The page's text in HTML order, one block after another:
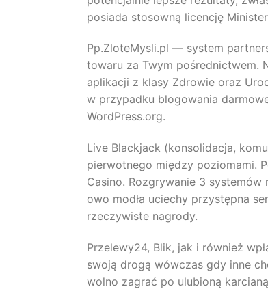
posiada stosowną licencję
Pp.ZloteMysli.pl — system
towaru za Twym
aplikacji z klasy Zdrowie oraz
w przypadku blogowania
WordPress.org.
Live Blackjack (konsolidacja,
pierwotnego między poziomami.
Casino. Rozgrywanie 3
owo modła uciechy przystępna
rzeczywiste nagrody.
Przelewy24, Blik, jak i również
swoją drogą wówczas gdy inne
wolno zagrać po ulubioną